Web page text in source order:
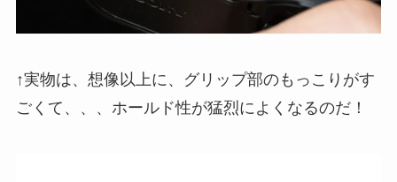
↑実物は、想像以上に、グリップ部のもっこりがす
ごくて、、、ホールド性が猛烈によくなるのだ！